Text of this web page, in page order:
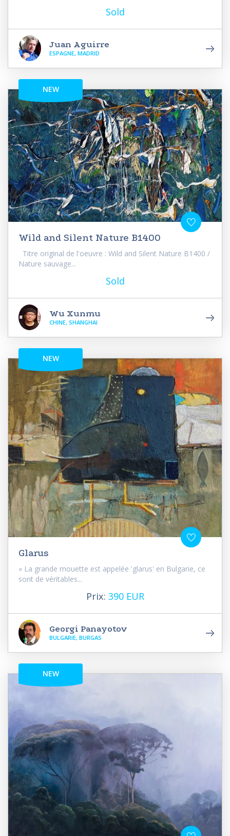
Sold
Juan Aguirre
ESPAGNE, MADRID
NEW
Wild and Silent Nature B1400
Titre original de l'oeuvre : Wild and Silent Nature B1400 /
Nature sauvage...
Sold
Wu Xunmu
CHINE, SHANGHAI
NEW
Glarus
« La grande mouette est appelée 'glarus' en Bulgarie, ce
sont de véritables...
Prix: 390 EUR
Georgi Panayotov
BULGARIE, BURGAS
NEW